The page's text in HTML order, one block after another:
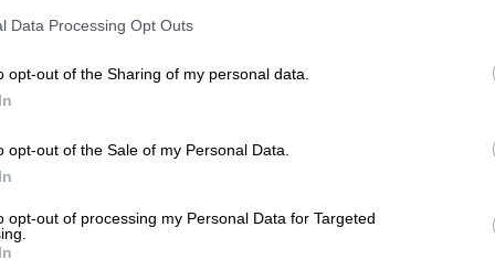
Data Processing Opt Outs
opt-out of the Sharing of my personal data.
opt-out of the Sale of my Personal Data.
opt-out of processing my Personal Data for Targeted
τόνισε ότι στο μυαλό όλων είναι η νίκη.
της συνέντευξης Τύπου εν όψει της
πως η πίεση θα βοηθήσει τους
αποτέλεσμα.
Τύπου για την πίεση που
διαφορά για τον αυριανό αγώνα.
πίεση να πάρουμε ένα αποτέλεσμα